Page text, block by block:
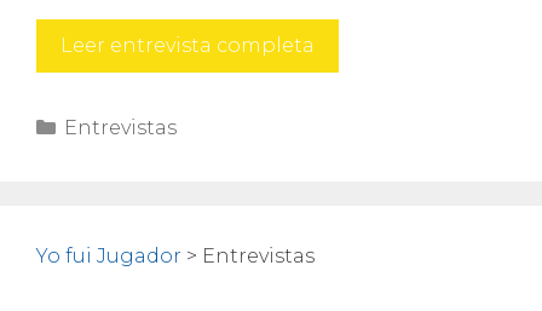
Leer entrevista completa
Canals
Categorías
Entrevistas
Yo fui Jugador > Entrevistas